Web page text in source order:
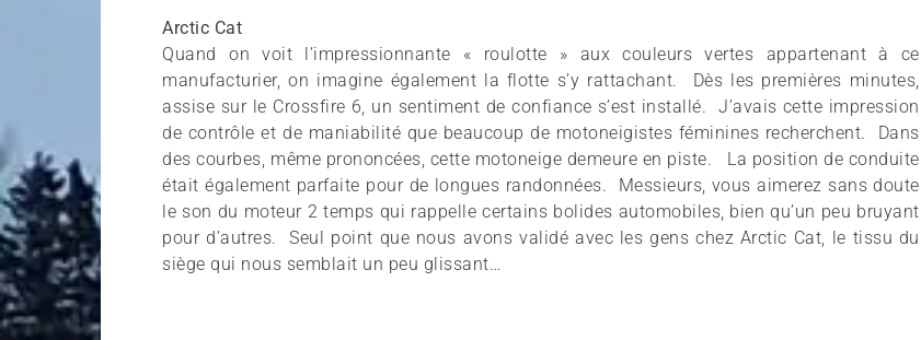
Arctic Cat
Quand on voit l’impressionnante « roulotte » aux couleurs vertes appartenant à ce
manufacturier, on imagine également la flotte s’y rattachant. Dès les premières minutes,
assise sur le Crossfire 6, un sentiment de confiance s’est installé. J’avais cette impression
de contrôle et de maniabilité que beaucoup de motoneigistes féminines recherchent. Dans
des courbes, même prononcées, cette motoneige demeure en piste. La position de conduite
était également parfaite pour de longues randonnées. Messieurs, vous aimerez sans doute
le son du moteur 2 temps qui rappelle certains bolides automobiles, bien qu’un peu bruyant
pour d’autres. Seul point que nous avons validé avec les gens chez Arctic Cat, le tissu du
siège qui nous semblait un peu glissant…